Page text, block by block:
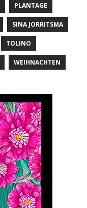
PLANTAGE
SINA JORRITSMA
TOLINO
WEIHNACHTEN